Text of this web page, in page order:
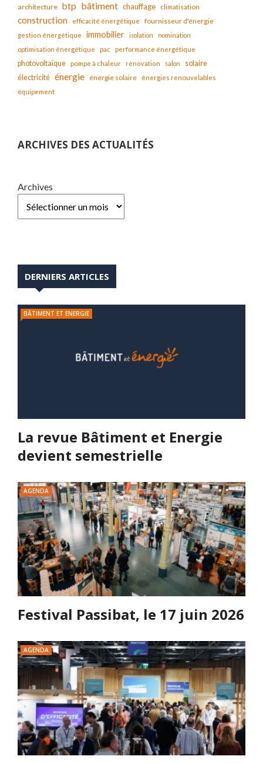
architecture btp bâtiment chauffage climatisation
construction efficacité énergétique fournisseur d'énergie
gestion énergétique immobilier isolation
nomination
optimisation énergétique
pac performance énergétique
photovoltaïque pompe à chaleur rénovation salon solaire
électricité énergie énergie solaire
énergies renouvelables
équipement
ARCHIVES DES ACTUALITÉS
Archives
DERNIERS ARTICLES
BÂTIMENT ET ENERGIE
La revue Bâtiment et Energie
devient semestrielle
AGENDA
Festival Passibat, le 17 juin 2026
AGENDA